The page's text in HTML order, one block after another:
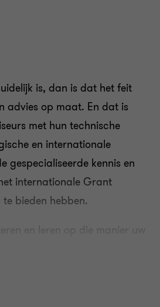
is, dan is dat het feit
advies op maat. En dat is
met hun technische
en internationale
gespecialiseerde kennis en
internationale Grant
bieden hebben.
en leren op die manier uw
btw-experten, juridische